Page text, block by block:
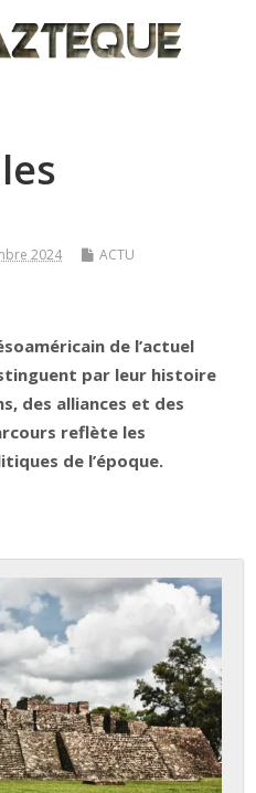
2024 ACTU
de l’actuel
par leur histoire
des alliances et des
reflète les
de l’époque.